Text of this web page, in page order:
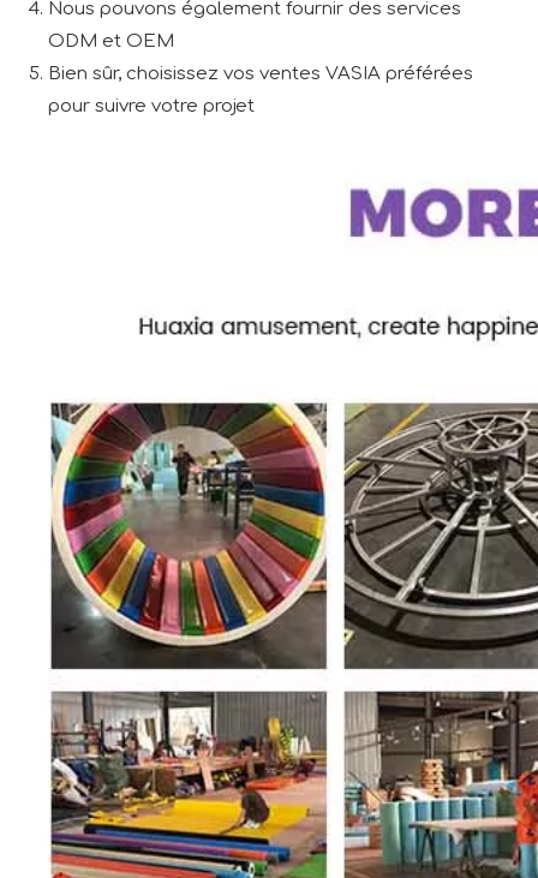
Nous pouvons également fournir des services
ODM et OEM
Bien sûr, choisissez vos ventes VASIA préférées
pour suivre votre projet